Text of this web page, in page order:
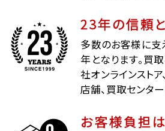
23年の信頼
多数のお客様に支
年となります。買
社オンラインスト
店舗、買取センタ
お客様負担